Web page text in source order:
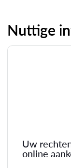
Nuttige
Uw
online